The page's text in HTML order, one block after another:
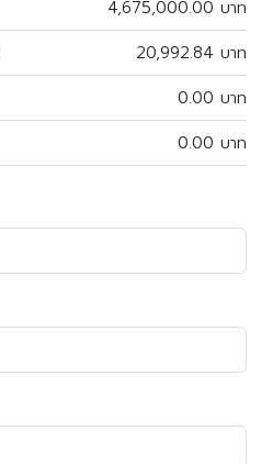
4,675,000.00 บาท
20,992.84 บาท
0.00 บาท
0.00 บาท